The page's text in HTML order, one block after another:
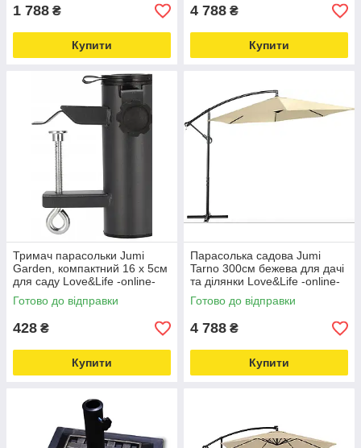
1 788 ₴
Купити
4 788 ₴
Купити
Тримач парасольки Jumi
Garden, компактний 16 х 5см
для саду Love&Life -online-
multimarket-
Готово до відправки
428 ₴
Купити
Парасолька садова Jumi
Tarno 300см бежева для дачі
та ділянки Love&Life -online-
multimarket-
Готово до відправки
4 788 ₴
Купити